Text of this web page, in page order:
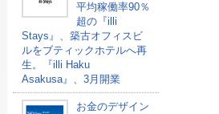
平均稼働率90％
超の『illi
Stays』、築古オフィスビ
ルをブティックホテルへ再
生。『illi Haku
Asakusa』、3月開業
お金のデザイン